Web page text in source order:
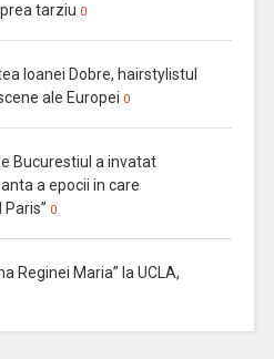
tarziu 0
Ioanei Dobre, hairstylistul
ale Europei 0
Bucurestiul a invatat
a epocii in care
0
Reginei Maria” la UCLA,